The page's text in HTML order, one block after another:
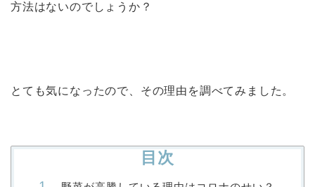
方法はないのでしょうか？
とても気になったので、その理由を調べてみました。
目次